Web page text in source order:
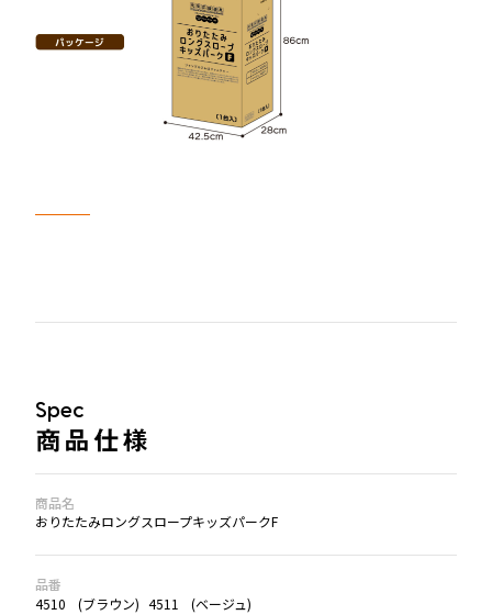
Spec
商品仕様
商品名
おりたたみロングスロープキッズパークF
品番
4510
ブラウン 4511 ベージュ